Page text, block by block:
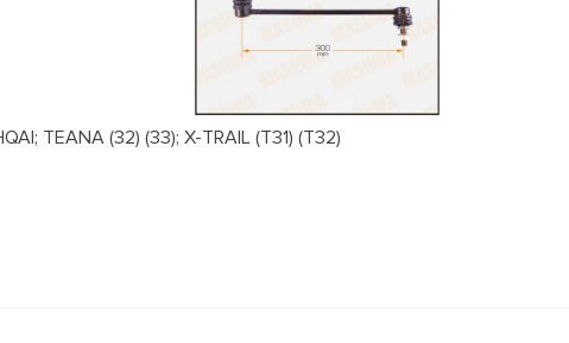
TEANA (32) (33); X-TRAIL (T31) (T32)